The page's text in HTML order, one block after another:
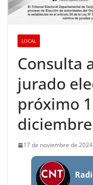
LOCAL
Consulta
jurado
próximo
diciembre
17 de noviembre de 2024